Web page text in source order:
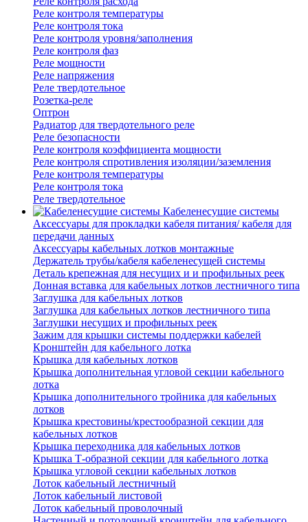
Реле контроля температуры
Реле контроля тока
Реле контроля уровня/заполнения
Реле контроля фаз
Реле мощности
Реле напряжения
Реле твердотельное
Розетка-реле
Оптрон
Радиатор для твердотельного реле
Реле безопасности
Реле контроля коэффициента мощности
Реле контроля спротивления изоляции/заземления
Реле контроля температуры
Реле контроля тока
Реле твердотельное
Кабеленесущие системы
Аксессуары для прокладки кабеля питания/ кабеля для
передачи данных
Аксессуары кабельных лотков монтажные
Держатель трубы/кабеля кабеленесущей системы
Деталь крепежная для несущих и и профильных реек
Донная вставка для кабельных лотков лестничного типа
Заглушка для кабельных лотков
Заглушка для кабельных лотков лестничного типа
Заглушки несущих и профильных реек
Зажим для крышки системы поддержки кабелей
Кронштейн для кабельного лотка
Крышка для кабельных лотков
Крышка дополнительная угловой секции кабельного
лотка
Крышка дополнительного тройника для кабельных
лотков
Крышка крестовины/крестообразной секции для
кабельных лотков
Крышка переходника для кабельных лотков
Крышка Т-образной секции для кабельного лотка
Крышка угловой секции кабельных лотков
Лоток кабельный лестничный
Лоток кабельный листовой
Лоток кабельный проволочный